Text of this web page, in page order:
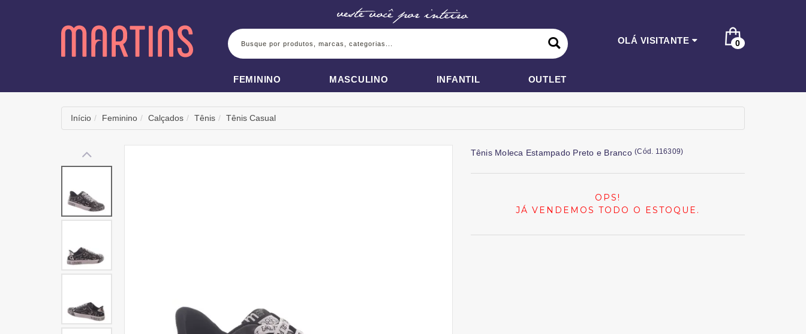
BUSCA
OLÁ VISITANTE 0
FEMININO MASCULINO INFANTIL OUTLET
Início Feminino Calçados Tênis Tênis Casual
Tênis Moleca Estampado Preto e Branco (Cód. 116309)
OPS!
JÁ VENDEMOS TODO O ESTOQUE.